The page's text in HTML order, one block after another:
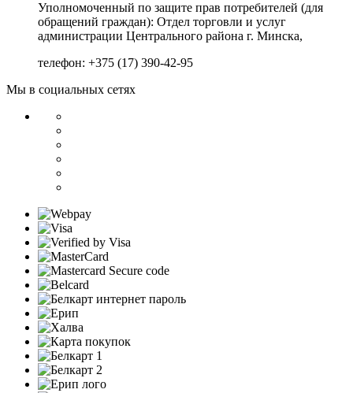
Уполномоченный по защите прав потребителей (для
обращений граждан): Отдел торговли и услуг
администрации Центрального района г. Минска,
телефон: +375 (17) 390-42-95
Мы в социальных сетях